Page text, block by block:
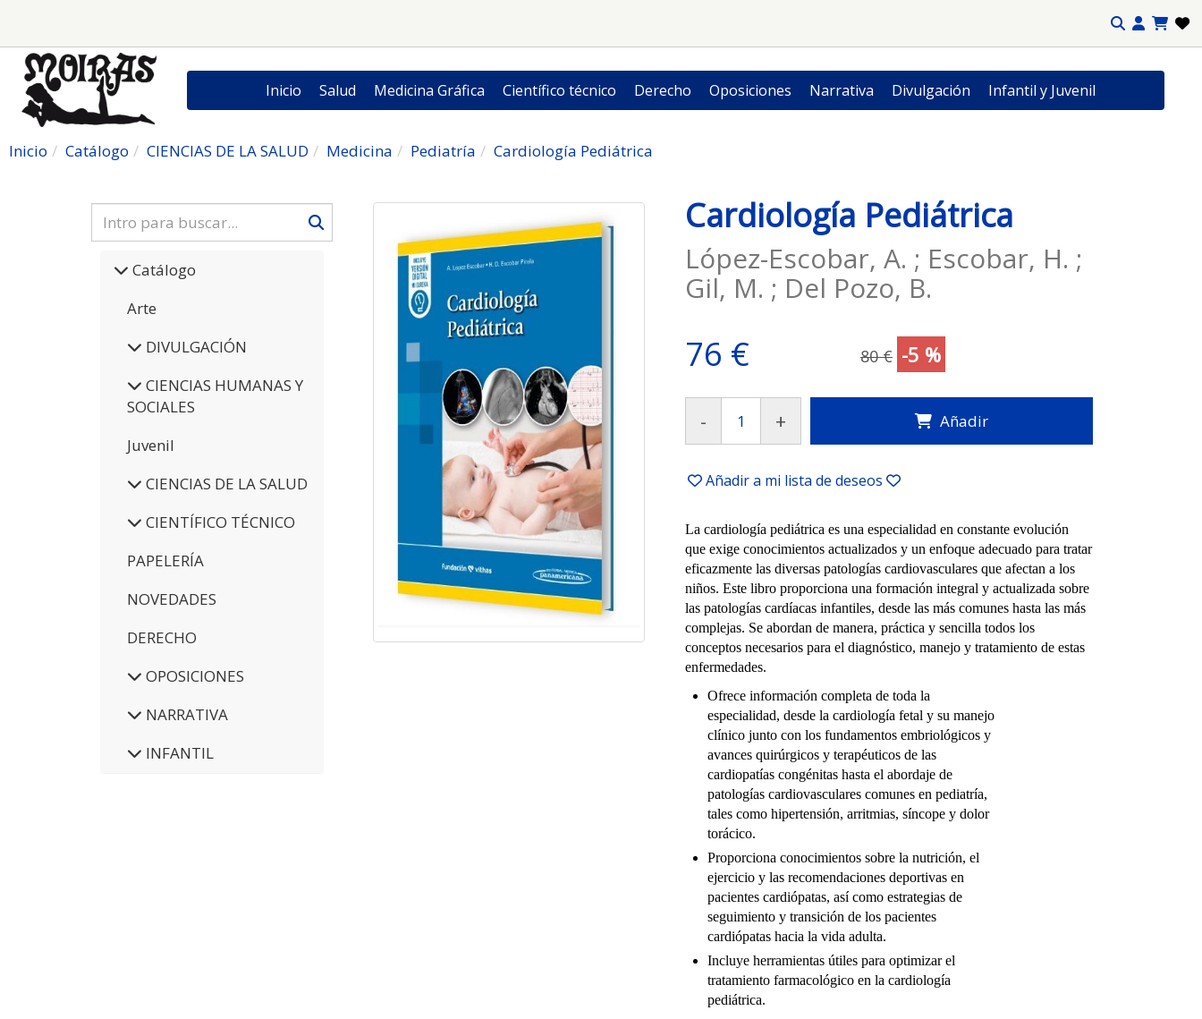
Inicio Salud Medicina Gráfica Científico técnico Derecho Oposiciones Narrativa Divulgación Infantil y Juvenil
Inicio Catálogo CIENCIAS DE LA SALUD Medicina Pediatría Cardiología Pediátrica
Catálogo
Arte
DIVULGACIÓN
CIENCIAS HUMANAS Y
SOCIALES
Juvenil
CIENCIAS DE LA SALUD
CIENTÍFICO TÉCNICO
PAPELERÍA
NOVEDADES
DERECHO
OPOSICIONES
NARRATIVA
INFANTIL
Cardiología Pediátrica
López-Escobar, A. ; Escobar, H. ;
Gil, M. ; Del Pozo, B.
76 € 80 € -5 %
- + Añadir
Añadir a mi lista de deseos
La cardiología pediátrica es una especialidad en constante evolución
que exige conocimientos actualizados y un enfoque adecuado para tratar
eficazmente las diversas patologías cardiovasculares que afectan a los
niños. Este libro proporciona una formación integral y actualizada sobre
las patologías cardíacas infantiles, desde las más comunes hasta las más
complejas. Se abordan de manera, práctica y sencilla todos los
conceptos necesarios para el diagnóstico, manejo y tratamiento de estas
enfermedades.
Ofrece información completa de toda la
especialidad, desde la cardiología fetal y su manejo
clínico junto con los fundamentos embriológicos y
avances quirúrgicos y terapéuticos de las
cardiopatías congénitas hasta el abordaje de
patologías cardiovasculares comunes en pediatría,
tales como hipertensión, arritmias, síncope y dolor
torácico.
Proporciona conocimientos sobre la nutrición, el
ejercicio y las recomendaciones deportivas en
pacientes cardiópatas, así como estrategias de
seguimiento y transición de los pacientes
cardiópatas hacia la vida adulta.
Incluye herramientas útiles para optimizar el
tratamiento farmacológico en la cardiología
pediátrica.